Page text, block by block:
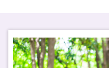
未來的能力。
一種學習方
精神的最佳